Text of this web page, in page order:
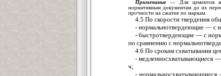
Примечание — Для цементов
нормативным документам до их
прочности на сжатие по маркам.
4.5 По скорости твердения
- нормальнотвердеющие — с
- быстротвердеющие — с
по сравнению с
4.6 По срокам схватывания
- медленносхватывающиеся
ч;
- нормальносхватывающиеся